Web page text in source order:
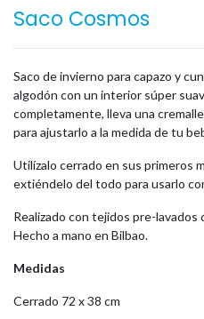
Saco Cosmos
Saco de invierno para capazo y
algodón con un interior súper
completamente, lleva una
para ajustarlo a la medida de tu
Utilízalo cerrado en sus primeros
extiéndelo del todo para usarlo
Realizado con tejidos pre-
Hecho a mano en Bilbao.
Medidas
Cerrado 72 x 38 cm